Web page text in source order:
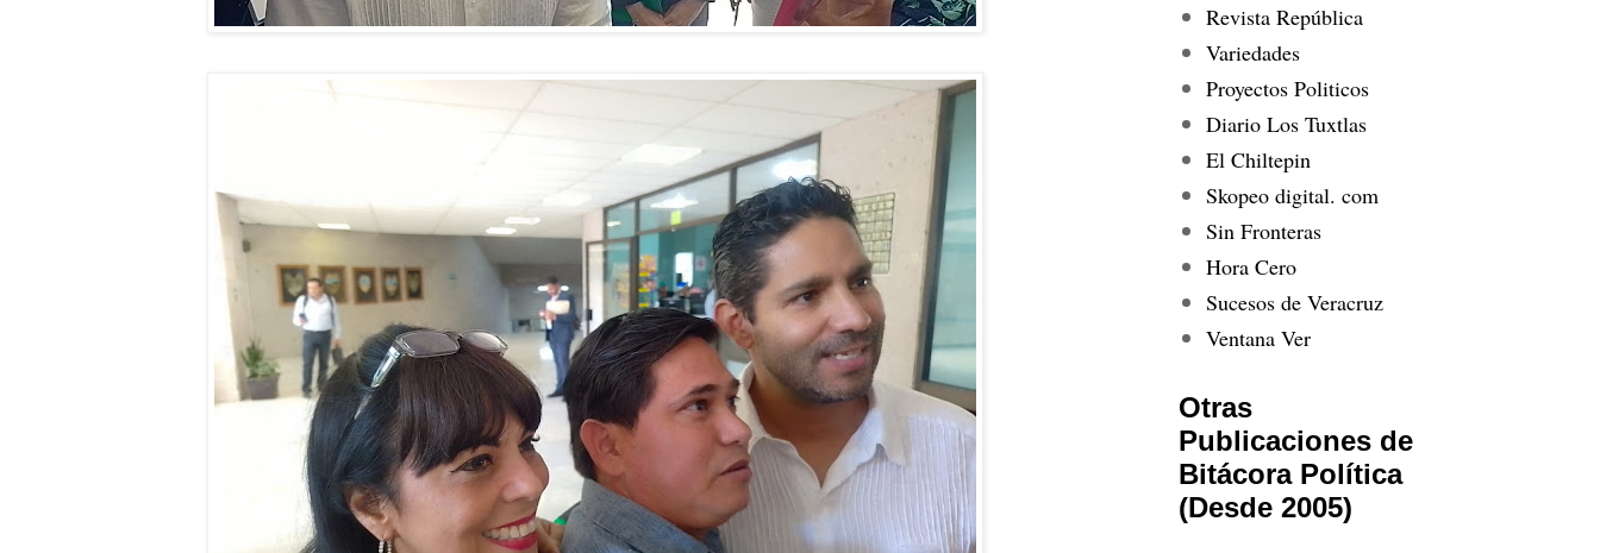
Revista República
Variedades
Proyectos Politicos
Diario Los Tuxtlas
El Chiltepin
Skopeo digital. com
Sin Fronteras
Hora Cero
Sucesos de Veracruz
Ventana Ver
Otras
Publicaciones de
Bitácora Política
(Desde 2005)